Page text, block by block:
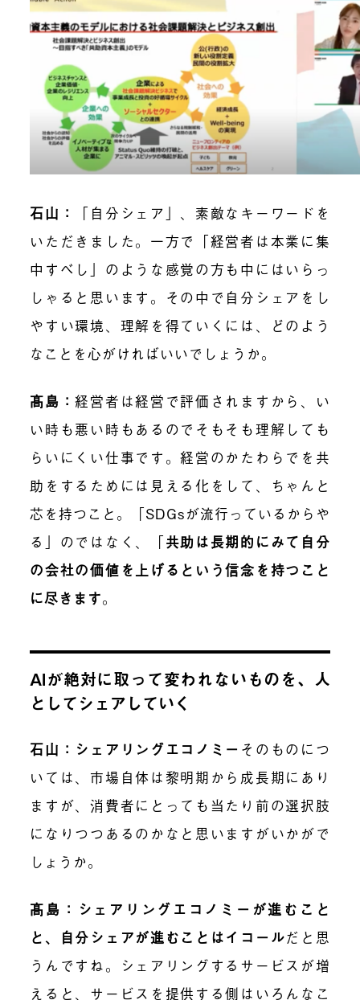
石山：
「自分シェア」、素敵なキーワードを
いただきました。一方で「経営者は本業に集
中すべし」のような感覚の方も中にはいらっ
しゃると思います。その中で自分シェアをし
やすい環境、理解を得ていくには、どのよう
なことを心がければいいでしょうか。
髙島：経営者は経営で評価されますから、い
い時も悪い時もあるのでそもそも理解しても
らいにくい仕事です。経営のかたわらでを共
助をするためには見える化をして、ちゃんと
芯を持つこと。「SDGsが流行っているからや
る」のではなく、「共助は長期的にみて自分
の会社の価値を上げるという信念を持つこと
に尽きます。
AIが絶対に取って変われないものを、人
としてシェアしていく
石山：シェアリングエコノミー そのものにつ
いては、市場自体は黎明期から成長期にあり
ますが、消費者にとっても当たり前の選択肢
になりつつあるのかなと思いますがいかがで
しょうか。
髙島：シェアリングエコノミーが進むこと
と、自分シェアが進むことはイコールだと思
うんですね。シェアリングするサービスが増
えると、サービスを提供する側はいろんなこ